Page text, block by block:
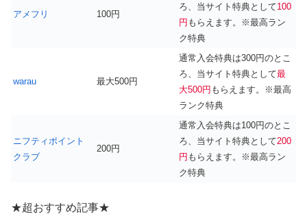
アメフリ 100円
ろ、当サイト特典として100
円 もらえます。※最高ラン
ク特典
warau 最大500円
通常入会特典は300円のとこ
ろ、当サイト特典として最
大500円 もらえます。※最高
ランク特典
ニフティポイント
クラブ
200円
通常入会特典は100円のとこ
ろ、当サイト特典として200
円 もらえます。※最高ラン
ク特典
★超おすすめ記事★